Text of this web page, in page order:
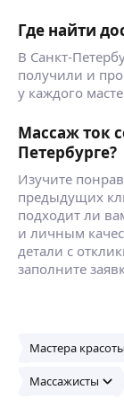
Где найти
В Санкт-
получили и
у каждого
Массаж ток
Петербурге?
Изучите
предыдущих
подходит ли
и личным
детали с
заполните
Мастера красоты
Массажисты